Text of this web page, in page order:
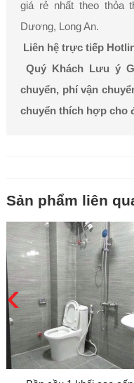
giá rẻ nhất theo thỏa
Dương, Long An.
Liên hệ trực tiếp
Quý Khách Lưu ý
chuyển, phí vận
chuyển thích hợp cho
Sản phẩm liên
‹